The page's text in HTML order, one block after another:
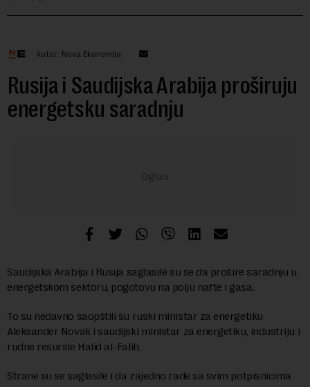
Autor: Nova Ekonomija
Rusija i Saudijska Arabija proširuju
energetsku saradnju
Saudijska Arabija i Rusija saglasile su se da prošire saradnju u
energetskom sektoru, pogotovu na polju nafte i gasa.
To su nedavno saopštili su ruski ministar za energetiku
Aleksander Novak i saudijski ministar za energetiku, industriju i
rudne resursle Halid al-Falih.
Strane su se saglasile i da zajedno rade sa svim potpisnicima